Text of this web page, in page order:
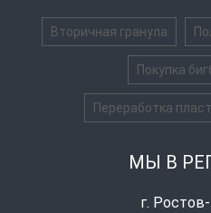
Вторичная гранула
Покупка
Переработка
МЫ В
г.